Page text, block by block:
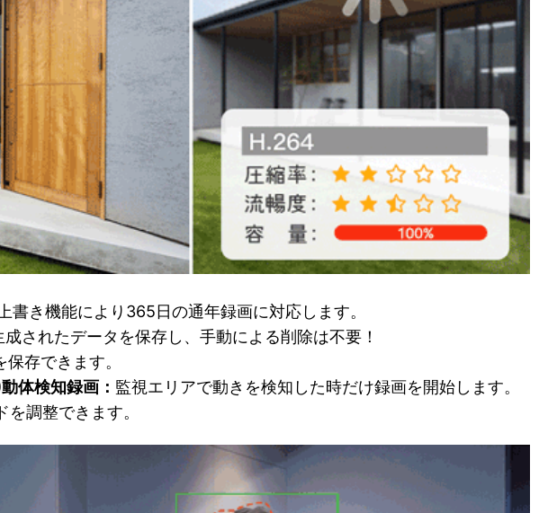
き機能により365日の通年録画に対応します。
されたデータを保存し、手動による削除は不要！
存できます。
体検知録画： 監視エリアで動きを検知した時だけ録画を開始します。
調整できます。